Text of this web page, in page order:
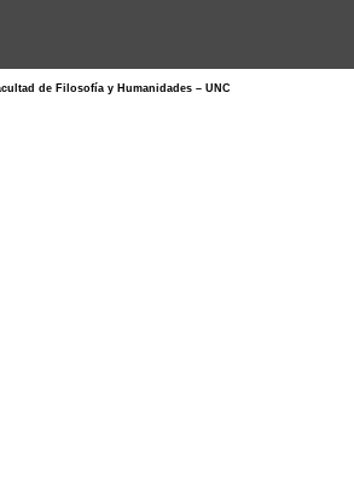
de Filosofía y Humanidades – UNC